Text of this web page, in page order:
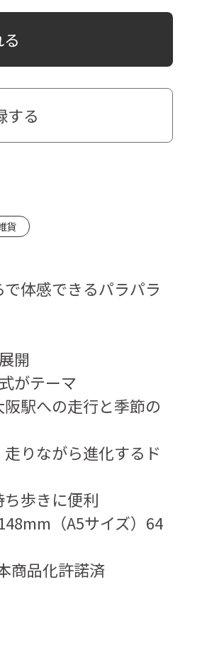
する
貨
体感できるパラパラ
開
がテーマ
駅への走行と季節の
りながら進化するド
歩きに便利
（A5サイズ）64
商品化許諾済